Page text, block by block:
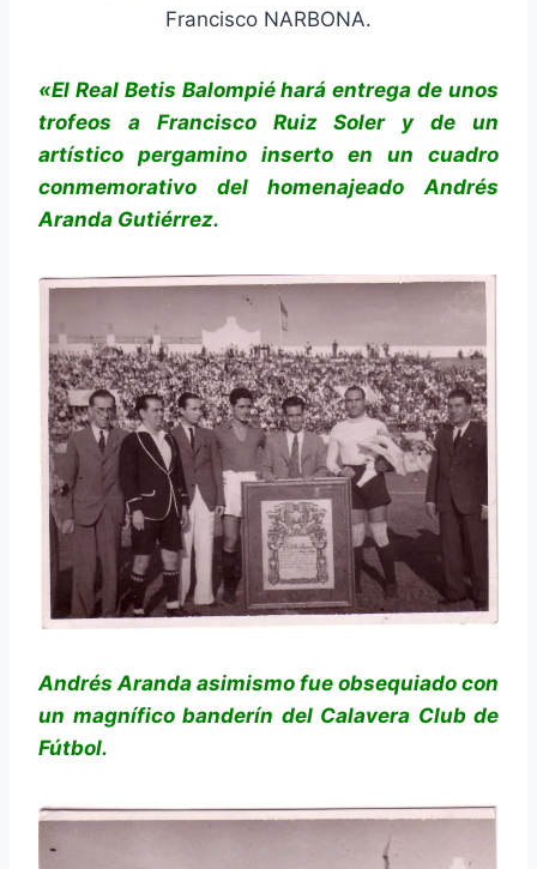
Francisco NARBONA.
«El Real Betis Balompié hará entrega de unos
trofeos a Francisco Ruiz Soler y de un
artístico pergamino inserto en un cuadro
conmemorativo del homenajeado Andrés
Aranda Gutiérrez.
Andrés Aranda asimismo fue obsequiado con
un magnífico banderín del Calavera Club de
Fútbol.